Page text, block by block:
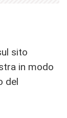
sito
in modo
del